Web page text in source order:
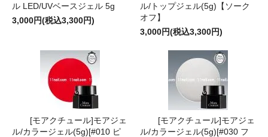
ル LED/UVベースジェル 5g
3,000円(税込3,300円)
ル/トップジェル(5g)【ソーク
オフ】
3,000円(税込3,300円)
[モアクチュール]モアジェ
ル/カラージェル(5g)[#010 ピ
[モアクチュール]モアジェ
ル/カラージェル(5g)[#030 フ